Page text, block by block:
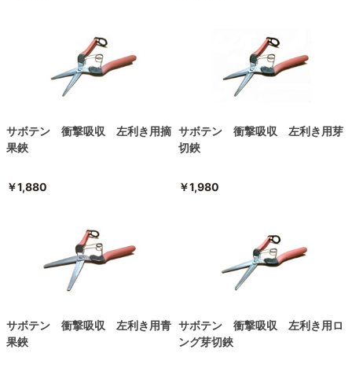
サボテン 衝撃吸収 左利き用摘
果鋏
￥1,880
サボテン 衝撃吸収 左利き用芽
切鋏
￥1,980
サボテン 衝撃吸収 左利き用青
果鋏
サボテン 衝撃吸収 左利き用ロ
ング芽切鋏